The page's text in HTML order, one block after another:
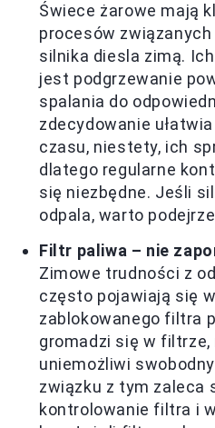
Świece żarowe mają
procesów
silnika diesla zimą.
jest podgrzewanie
spalania do
zdecydowanie
czasu, niestety, ich
dlatego regularne
się niezbędne. Jeśli
odpala, warto
Filtr paliwa – nie
Zimowe trudności z
często pojawiają się
zablokowanego filtra
gromadzi się w
uniemożliwi
związku z tym zaleca
kontrolowanie filtra i